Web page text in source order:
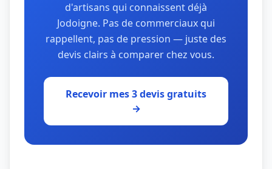
d'artisans qui connaissent déjà
Jodoigne. Pas de commerciaux qui
rappellent, pas de pression — juste des
devis clairs à comparer chez vous.
Recevoir mes 3 devis gratuits
→